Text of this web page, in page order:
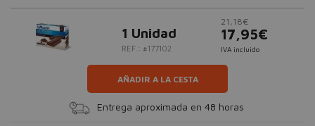
1 Unidad
REF.: #177102
21,18€
17,95€
IVA incluido
AÑADIR A LA CESTA
Entrega aproximada en 48 horas